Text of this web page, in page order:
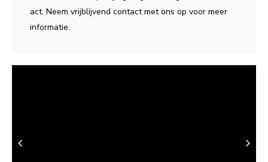
act. Neem vrijblijvend contact met ons op voor meer
informatie.